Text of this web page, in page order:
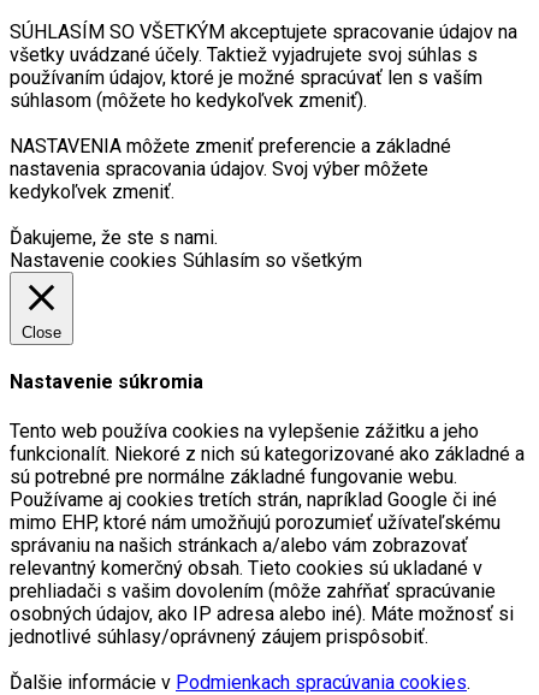
SÚHLASÍM SO VŠETKÝM akceptujete spracovanie údajov na
všetky uvádzané účely. Taktiež vyjadrujete svoj súhlas s
používaním údajov, ktoré je možné spracúvať len s vaším
súhlasom (môžete ho kedykoľvek zmeniť).
NASTAVENIA môžete zmeniť preferencie a základné
nastavenia spracovania údajov. Svoj výber môžete
kedykoľvek zmeniť.
Ďakujeme, že ste s nami.
Nastavenie cookies Súhlasím so všetkým
Close
Nastavenie súkromia
Tento web používa cookies na vylepšenie zážitku a jeho
funkcionalít. Niekoré z nich sú kategorizované ako základné a
sú potrebné pre normálne základné fungovanie webu.
Používame aj cookies tretích strán, napríklad Google či iné
mimo EHP, ktoré nám umožňujú porozumieť užívateľskému
správaniu na našich stránkach a/alebo vám zobrazovať
relevantný komerčný obsah. Tieto cookies sú ukladané v
prehliadači s vašim dovolením (môže zahŕňať spracúvanie
osobných údajov, ako IP adresa alebo iné). Máte možnosť si
jednotlivé súhlasy/oprávnený záujem prispôsobiť.
Ďalšie informácie v Podmienkach spracúvania cookies.